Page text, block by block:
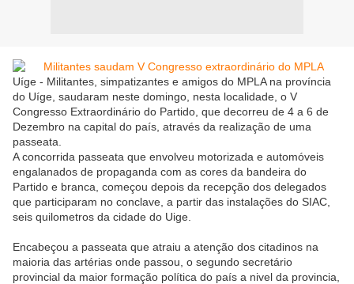
Uíge - Militantes, simpatizantes e amigos do MPLA na província
do Uíge, saudaram neste domingo, nesta localidade, o V
Congresso Extraordinário do Partido, que decorreu de 4 a 6 de
Dezembro na capital do país, através da realização de uma
passeata.
A concorrida passeata que envolveu motorizada e automóveis
engalanados de propaganda com as cores da bandeira do
Partido e branca, começou depois da recepção dos delegados
que participaram no conclave, a partir das instalações do SIAC,
seis quilometros da cidade do Uige.
Encabeçou a passeata que atraiu a atenção dos citadinos na
maioria das artérias onde passou, o segundo secretário
provincial da maior formação política do país a nivel da provincia,